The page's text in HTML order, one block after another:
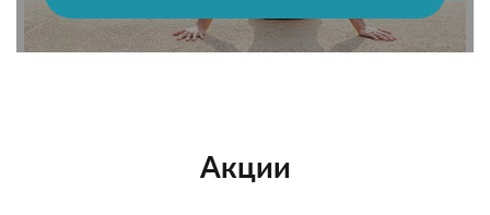
Акции